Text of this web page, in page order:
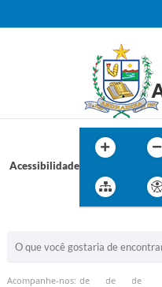
Acessibilidade
Acompanhe-nos: